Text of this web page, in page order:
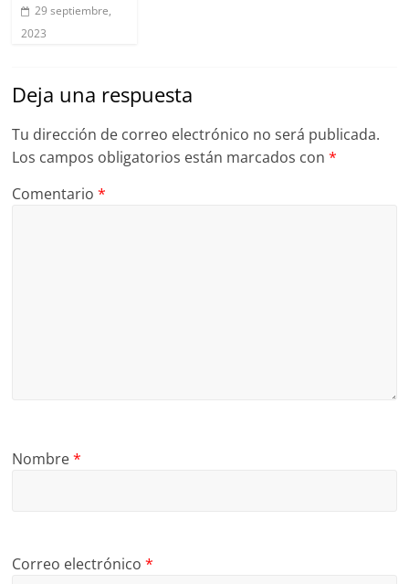
29 septiembre,
2023
Deja una respuesta
Tu dirección de correo electrónico no será publicada.
Los campos obligatorios están marcados con*
Comentario*
Nombre*
Correo electrónico*